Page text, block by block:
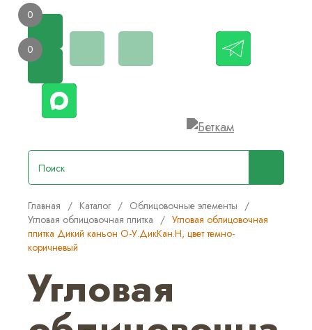
0
0
Главная / Каталог / Облицовочные элементы /
Угловая облицовочная плитка / Угловая облицовочная
плитка Дикий каньон О-У.ДикКан.Н, цвет темно-
коричневый
Угловая